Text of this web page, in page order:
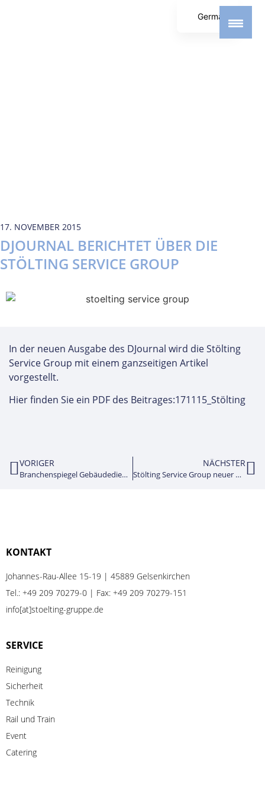
17. NOVEMBER 2015
DJOURNAL BERICHTET ÜBER DIE
STÖLTING SERVICE GROUP
In der neuen Ausgabe des DJournal wird die Stölting
Service Group mit einem ganzseitigen Artikel
vorgestellt.
Hier finden Sie ein PDF des Beitrages:171115_Stölting
VORIGER
Branchenspiegel Gebäudedienste in Deutschland 2014
NÄCHSTER
Stölting Service Group neuer Premium-Sponsor des 1. FC Bocholt
KONTAKT
Johannes-Rau-Allee 15-19 | 45889 Gelsenkirchen
Tel.: +49 209 70279-0 | Fax: +49 209 70279-151
info[at]stoelting-gruppe.de
SERVICE
Reinigung
Sicherheit
Technik
Rail und Train
Event
Catering
German